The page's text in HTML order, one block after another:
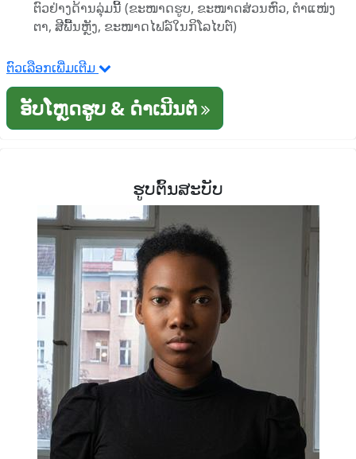
ຕົວຢ່າງດ້ານລຸ່ມນີ້ (ຂະໜາດຮູບ, ຂະໜາດສ່ວນຫົວ, ຕໍາແໜ່ງ
ຕາ, ສີພື້ນຫຼັງ, ຂະໜາດໄຟລ໌ໃນກິໂລໄບຕ໌)
ຕົວເລືອກເພີ່ມເຕີມ
ອັບໂຫຼດຮູບ & ດໍາເນີນຕໍ່
ຮູບຕົ້ນສະບັບ